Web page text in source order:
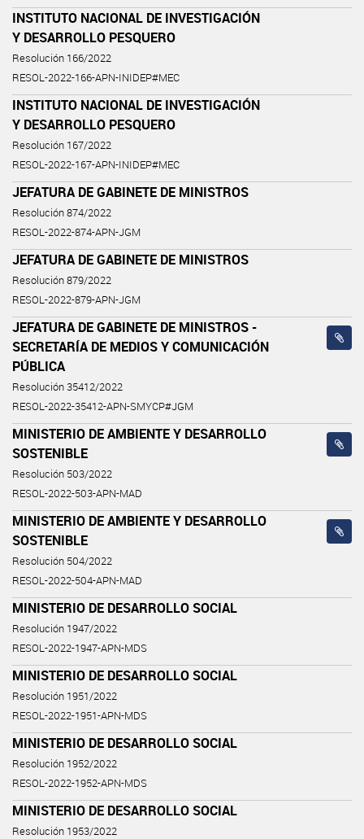
INSTITUTO NACIONAL DE INVESTIGACIÓN
Y DESARROLLO PESQUERO
Resolución 166/2022
RESOL-2022-166-APN-INIDEP#MEC
INSTITUTO NACIONAL DE INVESTIGACIÓN
Y DESARROLLO PESQUERO
Resolución 167/2022
RESOL-2022-167-APN-INIDEP#MEC
JEFATURA DE GABINETE DE MINISTROS
Resolución 874/2022
RESOL-2022-874-APN-JGM
JEFATURA DE GABINETE DE MINISTROS
Resolución 879/2022
RESOL-2022-879-APN-JGM
JEFATURA DE GABINETE DE MINISTROS -
SECRETARÍA DE MEDIOS Y COMUNICACIÓN
PÚBLICA
Resolución 35412/2022
RESOL-2022-35412-APN-SMYCP#JGM
MINISTERIO DE AMBIENTE Y DESARROLLO
SOSTENIBLE
Resolución 503/2022
RESOL-2022-503-APN-MAD
MINISTERIO DE AMBIENTE Y DESARROLLO
SOSTENIBLE
Resolución 504/2022
RESOL-2022-504-APN-MAD
MINISTERIO DE DESARROLLO SOCIAL
Resolución 1947/2022
RESOL-2022-1947-APN-MDS
MINISTERIO DE DESARROLLO SOCIAL
Resolución 1951/2022
RESOL-2022-1951-APN-MDS
MINISTERIO DE DESARROLLO SOCIAL
Resolución 1952/2022
RESOL-2022-1952-APN-MDS
MINISTERIO DE DESARROLLO SOCIAL
Resolución 1953/2022